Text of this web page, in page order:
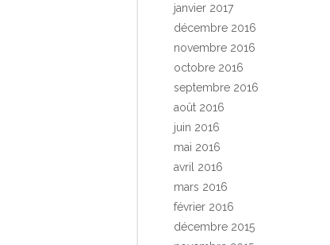
janvier 2017
décembre 2016
novembre 2016
octobre 2016
septembre 2016
août 2016
juin 2016
mai 2016
avril 2016
mars 2016
février 2016
décembre 2015